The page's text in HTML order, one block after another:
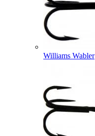
Williams Wabler